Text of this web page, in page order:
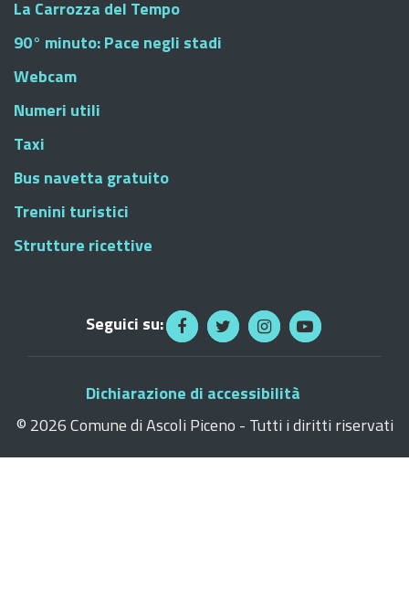
La Carrozza del Tempo
90° minuto: Pace negli stadi
Webcam
Numeri utili
Taxi
Bus navetta gratuito
Trenini turistici
Strutture ricettive
Seguici su:
Dichiarazione di accessibilità
© 2026 Comune di Ascoli Piceno - Tutti i diritti riservati